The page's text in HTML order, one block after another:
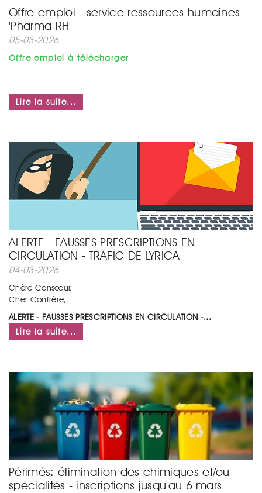
Offre emploi - service ressources humaines
'Pharma RH'
05-03-2026
Offre emploi à télécharger
Lire la suite...
ALERTE - FAUSSES PRESCRIPTIONS EN
CIRCULATION - TRAFIC DE LYRICA
04-03-2026
Chère Consœur,
Cher Confrère,
ALERTE - FAUSSES PRESCRIPTIONS EN CIRCULATION -...
Lire la suite...
Périmés: élimination des chimiques et/ou
spécialités - inscriptions jusqu'au 6 mars